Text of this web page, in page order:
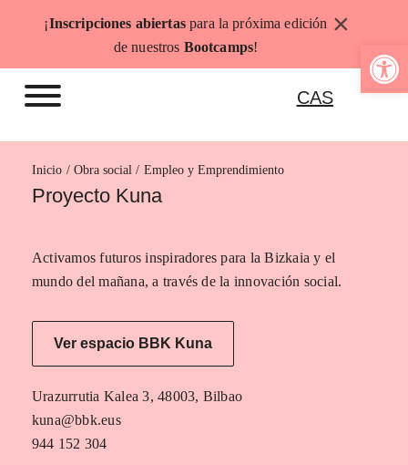
Abrir
¡Inscripciones abiertaspara la próxima edición
de nuestros Bootcamps!
×
CAS
Inicio Empleo y Emprendimiento
Proyecto Kuna
Activamos futuros inspiradores para la Bizkaia y el
mundo del mañana, a través de la innovación social.
Ver espacio BBK Kuna
Urazurrutia Kalea 3, 48003, Bilbao
kuna@bbk.eus
944 152 304